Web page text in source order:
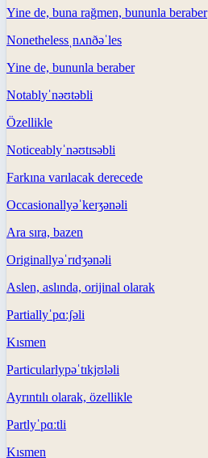
Yine de, buna rağmen, bununla beraber
Nonetheless ˌnʌnðəˈles
Yine de, bununla beraber
Notablyˈnəʊtəbli
Özellikle
Noticeablyˈnəʊtɪsəbli
Farkına varılacak derecede
Occasionallyəˈkeɪʒənəli
Ara sıra, bazen
Originallyəˈrɪdʒənəli
Aslen, aslında, orijinal olarak
Partiallyˈpɑːʃəli
Kısmen
Particularlypəˈtɪkjʊləli
Ayrıntılı olarak, özellikle
Partlyˈpɑːtli
Kısmen